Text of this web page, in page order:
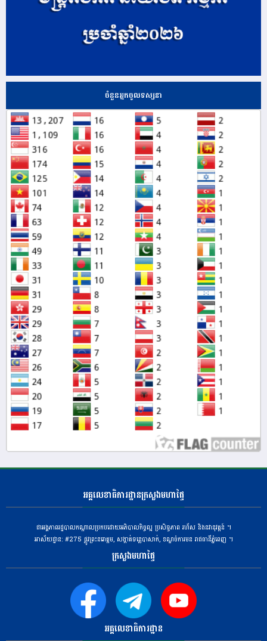
ចំនួនអ្នកចូលទស្សនា
អគ្គលេខាធិការដ្ឋានក្រសួងមហាផ្ទៃ
ជាអង្គភាពរដ្ឋបាលកណ្តាលប្រកបដោយអភិបាលកិច្ចល្អ ប្រសិទ្ធភាព រហ័ស និងនវានុវត្តន៍ ។
អាស័យដ្ឋាន: #275 ​ផ្លូវព្រះនរោត្តម, សង្កាត់ទន្លេបាសាក់, ខណ្ឌចំការមន រាជធានីភ្នំពេញ ។
ក្រសួងមហាផ្ទៃ
អគ្គលេខាធិការដ្ឋាន